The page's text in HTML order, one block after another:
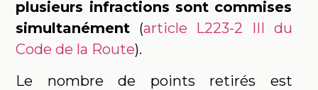
plusieurs infractions sont commises
simultanément (article L223-2 III du
Code de la Route).
Le nombre de points retirés est